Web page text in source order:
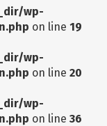
wp-
on line 19
wp-
on line 20
wp-
on line 36